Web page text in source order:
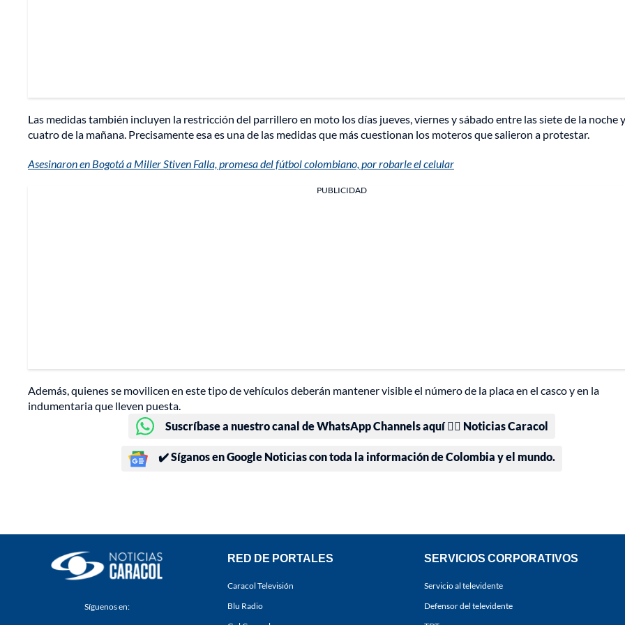
Las medidas también incluyen la restricción del parrillero en moto los días jueves, viernes y sábado entre las siete de la noche
cuatro de la mañana. Precisamente esa es una de las medidas que más cuestionan los moteros que salieron a protestar.
Asesinaron en Bogotá a Miller Stiven Falla, promesa del fútbol colombiano, por robarle el celular
PUBLICIDAD
Además, quienes se movilicen en este tipo de vehículos deberán mantener visible el número de la placa en el casco y en la
indumentaria que lleven puesta.
Suscríbase a nuestro canal de WhatsApp Channels aquí 👉🏻 Noticias Caracol
✔️ Síganos en Google Noticias con toda la información de Colombia y el mundo.
Síguenos en:
RED DE PORTALES
Caracol Televisión
Blu Radio
SERVICIOS CORPORATIVOS
Servicio al televidente
Defensor del televidente